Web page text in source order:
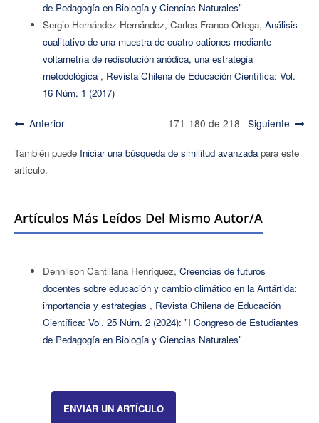
de Pedagogía en Biología y Ciencias Naturales"
Sergio Hernández Hernández, Carlos Franco Ortega, Análisis
cualitativo de una muestra de cuatro cationes mediante
voltametría de redisolución anódica, una estrategia
metodológica , Revista Chilena de Educación Científica: Vol.
16 Núm. 1 (2017)
Anterior 171-180 de 218 Siguiente
También puede Iniciar una búsqueda de similitud avanzadapara este
artículo.
Artículos Más Leídos Del Mismo Autor/a
Denhilson Cantillana Henríquez, Creencias de futuros
docentes sobre educación y cambio climático en la Antártida:
importancia y estrategias , Revista Chilena de Educación
Científica: Vol. 25 Núm. 2 (2024): "I Congreso de Estudiantes
de Pedagogía en Biología y Ciencias Naturales"
ENVIAR UN ARTÍCULO